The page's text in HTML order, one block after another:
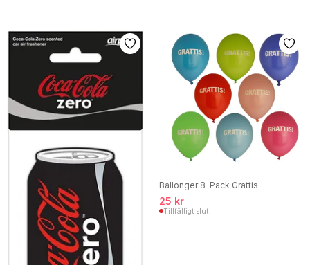
Ballonger 8-Pack Grattis
25 kr
Tillfälligt slut